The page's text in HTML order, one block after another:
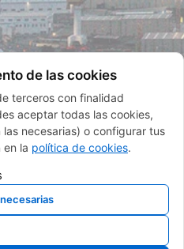
nosotros
Ático Zero
de las cookies
terceros con finalidad
aceptar todas las cookies,
necesarias) o configurar tus
en la política de cookies.